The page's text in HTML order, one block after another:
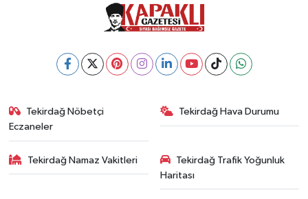
Tekirdağ Nöbetçi
Eczaneler
Tekirdağ Hava Durumu
Tekirdağ Namaz Vakitleri
Tekirdağ Trafik Yoğunluk
Haritası